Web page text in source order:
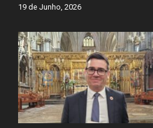
19 de Junho, 2026